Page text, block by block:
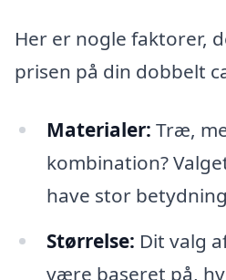
Her er nogle faktorer,
prisen på din dobbelt
Materialer: Træ,
kombination?
have stor
Størrelse: Dit valg
være baseret på,